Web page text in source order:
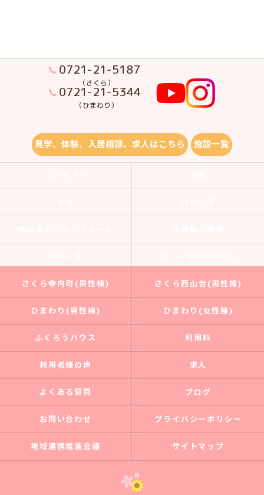
0721-21-5187
（さくら）
0721-21-5344
（ひまわり）
見学、体験、入居相談、求人はこちら 施設一覧
さくら寺内町(男性棟) さくら西山台(男性棟)
ひまわり(男性棟) ひまわり(女性棟)
ふくろうハウス 利用料
利用者様の声 求人
よくある質問 ブログ
お問い合わせ プライバシーポリシー
地域連携推進会議 サイトマップ